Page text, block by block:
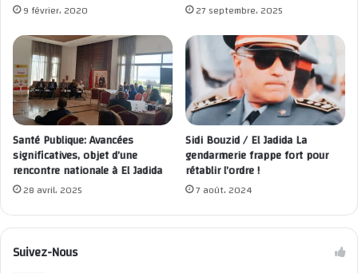
9 février، 2020 27 septembre، 2025
Santé Publique: Avancées
significatives, objet d’une
rencontre nationale à El Jadida
28 avril، 2025
Sidi Bouzid / El Jadida La
gendarmerie frappe fort pour
rétablir l’ordre !
7 août، 2024
Suivez-Nous